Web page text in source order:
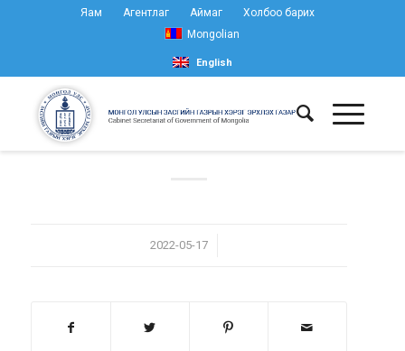
Яам Агентлаг Аймаг
Холбоо барих
Mongolian
English
2022-05-17
/